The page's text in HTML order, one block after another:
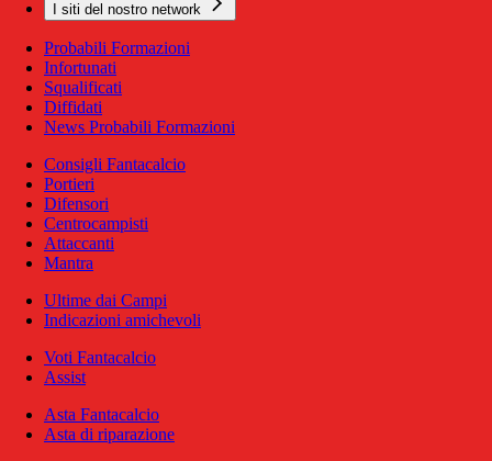
I siti del nostro network
Probabili Formazioni
Infortunati
Squalificati
Diffidati
News Probabili Formazioni
Consigli Fantacalcio
Portieri
Difensori
Centrocampisti
Attaccanti
Mantra
Ultime dai Campi
Indicazioni amichevoli
Voti Fantacalcio
Assist
Asta Fantacalcio
Asta di riparazione